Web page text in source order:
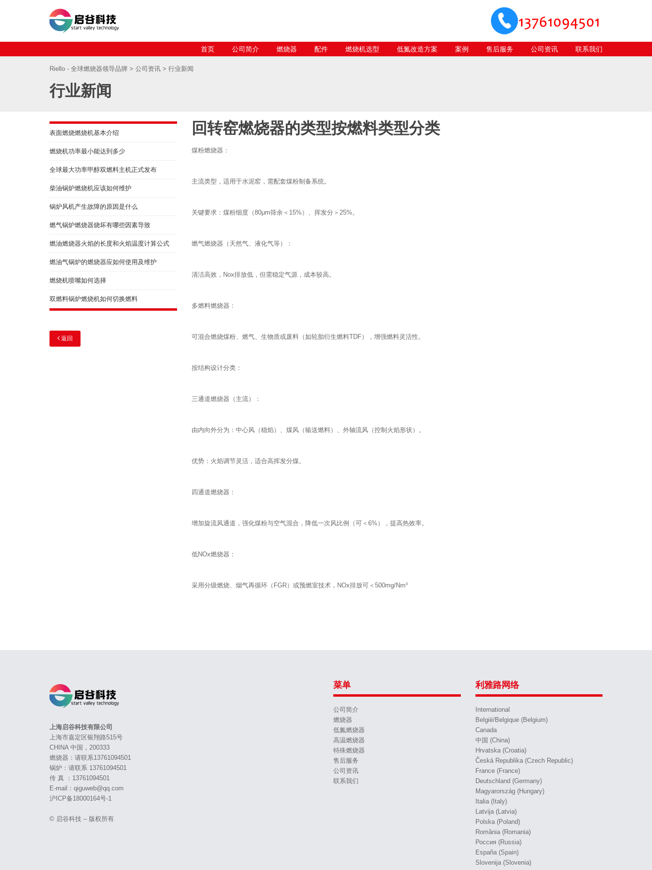
首页 公司简介 燃烧器 配件 燃烧机选型 低氮改造方案 案例 售后服务 公司资讯 联系我们
Riello - 全球燃烧器领导品牌 > 公司资讯 > 行业新闻
行业新闻
表面燃烧燃烧机基本介绍
燃烧机功率最小能达到多少
全球最大功率甲醇双燃料主机正式发布
柴油锅炉燃烧机应该如何维护
锅炉风机产生故障的原因是什么
燃气锅炉燃烧器烧坏有哪些因素导致
燃油燃烧器火焰的长度和火焰温度计算公式
燃油气锅炉的燃烧器应如何使用及维护
燃烧机喷嘴如何选择
双燃料锅炉燃烧机如何切换燃料
返回
回转窑燃烧器的类型按燃料类型分类
煤粉燃烧器：
主流类型，适用于水泥窑，需配套煤粉制备系统。
关键要求：煤粉细度（80μm筛余＜15%）、挥发分＞25%。
燃气燃烧器（天然气、液化气等）：
清洁高效，Nox排放低，但需稳定气源，成本较高。
多燃料燃烧器：
可混合燃烧煤粉、燃气、生物质或废料（如轮胎衍生燃料TDF），增强燃料灵活性。
按结构设计分类：
三通道燃烧器（主流）：
由内向外分为：中心风（稳焰）、煤风（输送燃料）、外轴流风（控制火焰形状）。
优势：火焰调节灵活，适合高挥发分煤。
四通道燃烧器：
增加旋流风通道，强化煤粉与空气混合，降低一次风比例（可＜6%），提高热效率。
低NOx燃烧器：
采用分级燃烧、烟气再循环（FGR）或预燃室技术，NOx排放可＜500mg/Nm³
上海启谷科技有限公司
上海市嘉定区银翔路515号
CHINA 中国，200333
燃烧器：请联系13761094501
锅炉：请联系 13761094501
传 真 ：13761094501
E-mail：qiguweb@qq.com
沪ICP备18000164号-1
© 启谷科技 – 版权所有
菜单
公司简介
燃烧器
低氮燃烧器
高温燃烧器
特殊燃烧器
售后服务
公司资讯
联系我们
利雅路网络
International
België/Belgique (Belgium)
Canada
中国 (China)
Hrvatska (Croatia)
Česká Republika (Czech Republic)
France (France)
Deutschland (Germany)
Magyarország (Hungary)
Italia (Italy)
Latvija (Latvia)
Polska (Poland)
România (Romania)
Россия (Russia)
España (Spain)
Slovenija (Slovenia)